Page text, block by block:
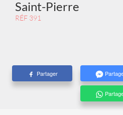
Saint-Pierre
RÉF 391
Partager